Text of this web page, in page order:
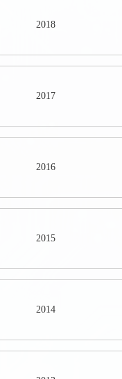
2018
2017
2016
2015
2014